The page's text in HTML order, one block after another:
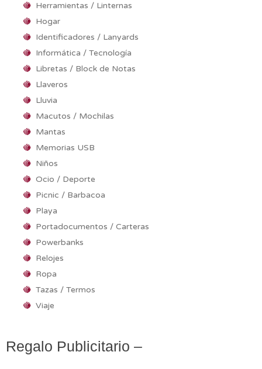
Herramientas / Linternas
Hogar
Identificadores / Lanyards
Informática / Tecnología
Libretas / Block de Notas
Llaveros
Lluvia
Macutos / Mochilas
Mantas
Memorias USB
Niños
Ocio / Deporte
Picnic / Barbacoa
Playa
Portadocumentos / Carteras
Powerbanks
Relojes
Ropa
Tazas / Termos
Viaje
Regalo Publicitario –